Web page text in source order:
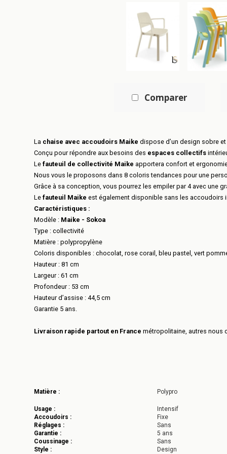
Comparer
La chaise avec accoudoirs Maike dispose d’un design sobre
Conçu pour répondre aux besoins des espaces collectifs
Le fauteuil de collectivité Maike apportera confort et
Nous vous le proposons dans 8 coloris tendances pour une
Grâce à sa conception, vous pourrez les empiler par 4 avec une
Le fauteuil Maike est également disponible sans les accoudoirs
Caractéristiques :
Modèle : Maike - Sokoa
Type : collectivité
Matière : polypropylène
Coloris disponibles : chocolat, rose corail, bleu pastel, vert
Hauteur : 81 cm
Largeur : 61 cm
Profondeur : 53 cm
Hauteur d’assise : 44,5 cm
Garantie 5 ans.
Livraison rapide partout en France métropolitaine, autres nous
Matière : Polypro
Usage :
Intensif
Accoudoirs :
Fixe
Réglages :
Sans
Garantie :
5 ans
Coussinage :
Sans
Style :
Design